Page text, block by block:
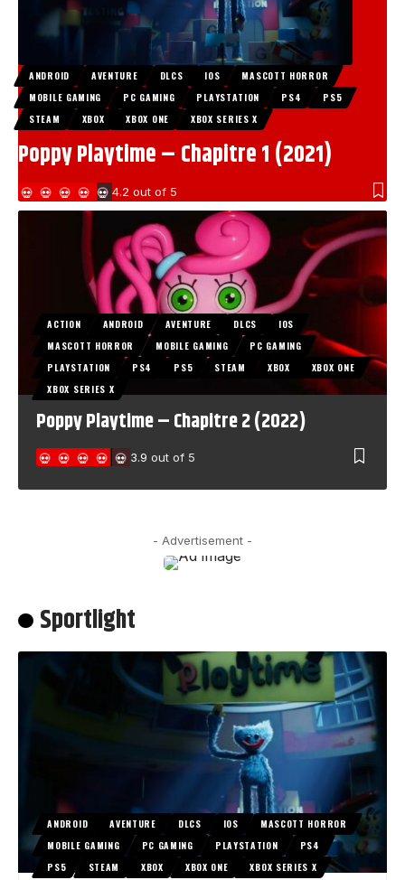
ANDROID AVENTURE DLCS IOS
MASCOTT HORROR
MOBILE GAMING
PC GAMING PLAYSTATION PS4
PS5
STEAM
XBOX XBOX ONE XBOX SERIES X
Poppy Playtime – Chapitre 1 (2021)
4.2 out of 5
ACTION ANDROID AVENTURE DLCS
IOS
MASCOTT HORROR
MOBILE GAMING
PC GAMING
PLAYSTATION
PS4 PS5 STEAM XBOX
XBOX ONE
XBOX SERIES X
Poppy Playtime – Chapitre 2 (2022)
3.9 out of 5
- Advertisement -
Sportlight
ANDROID AVENTURE DLCS IOS
MASCOTT HORROR
MOBILE GAMING
PC GAMING PLAYSTATION
PS4
PS5
STEAM XBOX XBOX ONE XBOX SERIES X